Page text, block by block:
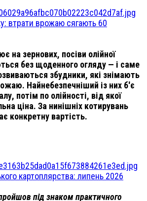
втрати врожаю сягають 60
на зернових, посіви олійної
без щоденного огляду — і саме
збудники, які знімають
Найнебезпечніший із них б'є
потім по олійності, від якої
ціна. За нинішніх котирувань
конкретну вартість.
картоплярства: липень 2026
під знаком практичного